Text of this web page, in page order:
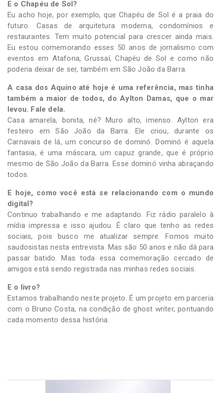
E o Chapéu de Sol?
Eu acho hoje, por exemplo, que Chapéu de Sol é a praia do
futuro. Casas de arquitetura moderna, condomínios e
restaurantes. Tem muito potencial para crescer ainda mais.
Eu estou comemorando esses 50 anos de jornalismo com
eventos em Atafona, Grussaí, Chapéu de Sol e como não
poderia deixar de ser, também em São João da Barra.
A casa dos Aquino até hoje é uma referência, mas tinha
também a maior de todos, do Aylton Damas, que o mar
levou. Fale dela.
Casa amarela, bonita, né? Muro alto, imenso. Aylton era
festeiro em São João da Barra. Ele criou, durante os
Carnavais de lá, um concurso de dominó. Dominó é aquela
fantasia, é uma máscara, um capuz grande, que é próprio
mesmo de São João da Barra. Esse dominó vinha abraçando
todos.
E hoje, como você está se relacionando com o mundo
digital?
Continuo trabalhando e me adaptando. Fiz rádio paralelo à
mídia impressa e isso ajudou. É claro que tenho as redes
sociais, pois busco me atualizar sempre. Fomos muito
saudosistas nesta entrevista. Mas são 50 anos e não dá para
passar batido. Mas toda essa comemoração cercado de
amigos está sendo registrada nas minhas redes sociais.
E o livro?
Estamos trabalhando neste projeto. É um projeto em parceria
com o Bruno Costa, na condição de ghost writer, pontuando
cada momento dessa história.